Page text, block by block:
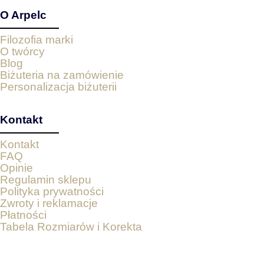
O Arpelc
Filozofia marki
O twórcy
Blog
Biżuteria na zamówienie
Personalizacja biżuterii
Kontakt
Kontakt
FAQ
Opinie
Regulamin sklepu
Polityka prywatności
Zwroty i reklamacje
Płatności
Tabela Rozmiarów i Korekta